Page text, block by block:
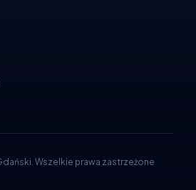
. Wszelkie prawa zastrzeżone